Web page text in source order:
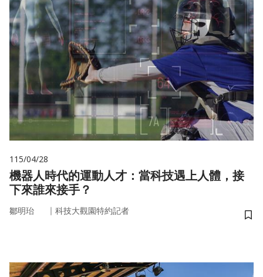
115/04/28
機器人時代的運動人才：當科技遇上人體，接
下來誰來接手？
鄒明珆 ｜ 科技大觀園特約記者
儲